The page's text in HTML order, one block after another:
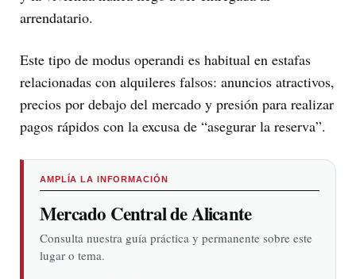
arrendatario.
Este tipo de modus operandi es habitual en estafas
relacionadas con alquileres falsos: anuncios atractivos,
precios por debajo del mercado y presión para realizar
pagos rápidos con la excusa de “asegurar la reserva”.
AMPLÍA LA INFORMACIÓN
Mercado Central de Alicante
Consulta nuestra guía práctica y permanente sobre este
lugar o tema.